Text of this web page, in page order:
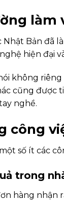
làm
Bản đã
hiện đại
không
cũng được
nghề.
công
số ít các
trong
hàng nhận